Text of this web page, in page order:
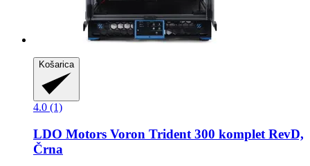
Košarica
4.0 (1)
LDO Motors Voron Trident 300 komplet RevD,
Črna